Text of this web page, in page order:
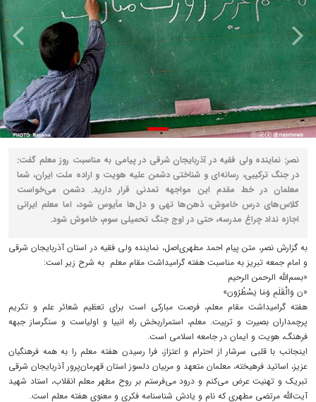
نصر: نماینده ولی فقیه در آذربایجان شرقی در پیامی به مناسبت روز معلم گفت:
در جنگ ترکیبی، رسانه‌ای و شناختی دشمن علیه هویت و اراده ملت ایران، شما
معلمان در خط مقدم این مواجهه تمدنی قرار دارید. دشمن می‌خواست
کلاس‌های درس خاموش، ذهن‌ها تهی و دل‌ها مأیوس شود، اما معلم ایرانی
اجازه نداد چراغ مدرسه، حتی در اوج جنگ تحمیلی سوم، خاموش شود.
به گزارش نصر، متن پیام احمد مطهری‌اصل، نماینده ولی فقیه در استان آذربایجان شرقی
و امام جمعه تبریز به مناسبت هفته گرامیداشت مقام معلم به شرح زیر است:
«بسم‌الله الرحمن الرحیم
«ن وَالْقَلَمِ وَمَا یَسْطُرُون»
هفته گرامیداشت مقام معلم، فرصت مبارکی است برای تعظیم شعائر علم و تکریم
پرچمداران بصیرت و تربیت. معلم، استمراربخش راه انبیا و اولیاست و سنگرساز جبهه
فرهنگ، هویت و ایمان در جامعه اسلامی است.
اینجانب با قلبی سرشار از احترام و اعتزاز، فرا رسیدن هفته معلم را به همه فرهنگیان
عزیز، اساتید فرهیخته، معلمان متعهد و مربیان دلسوز استان قهرمان‌پرور آذربایجان شرقی
تبریک و تهنیت عرض می‌کنم و درود می‌فرستم بر روح مطهر معلم انقلاب، استاد شهید
آیت‌الله مرتضی مطهری که نام و یادش شناسنامه فکری و معنوی هفته معلم است.